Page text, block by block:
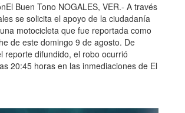
Buen Tono NOGALES, VER.- A través
se solicita el apoyo de la ciudadanía
motocicleta que fue reportada como
de este domingo 9 de agosto. De
reporte difundido, el robo ocurrió
20:45 horas en las inmediaciones de El